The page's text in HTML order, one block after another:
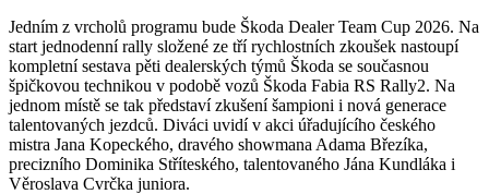
Jedním z vrcholů programu bude Škoda Dealer Team Cup 2026. Na
start jednodenní rally složené ze tří rychlostních zkoušek nastoupí
kompletní sestava pěti dealerských týmů Škoda se současnou
špičkovou technikou v podobě vozů Škoda Fabia RS Rally2. Na
jednom místě se tak představí zkušení šampioni i nová generace
talentovaných jezdců. Diváci uvidí v akci úřadujícího českého
mistra Jana Kopeckého, dravého showmana Adama Březíka,
precizního Dominika Stříteského, talentovaného Jána Kundláka i
Věroslava Cvrčka juniora.